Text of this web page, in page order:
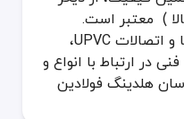
) معتبر است.
برای کسب اطلاعات درباره لوله‌ها و اتصالات UPVC،
در ارتباط با انواع و
هلدینگ فولادین